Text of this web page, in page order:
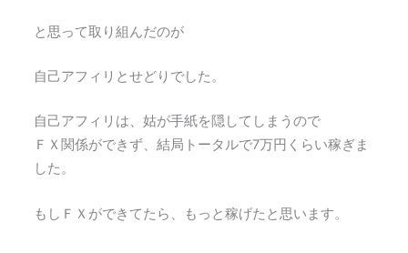
と思って取り組んだのが
自己アフィリとせどりでした。
自己アフィリは、姑が手紙を隠してしまうので
ＦＸ関係ができず、結局トータルで7万円くらい稼ぎま
した。
もしＦＸができてたら、もっと稼げたと思います。